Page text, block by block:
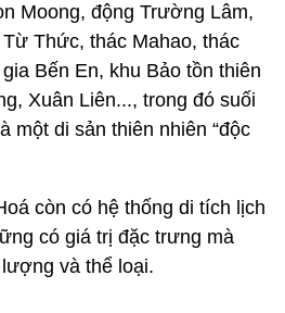
Moong, động Trường Lâm,
Thức, thác Mahao, thác
Bến En, khu Bảo tồn thiên
Xuân Liên..., trong đó suối
một di sản thiên nhiên “độc
còn có hệ thống di tích lịch
có giá trị đặc trưng mà
và thể loại.